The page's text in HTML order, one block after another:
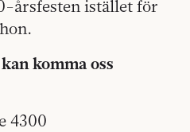
årsfesten istället för
komma oss
4300